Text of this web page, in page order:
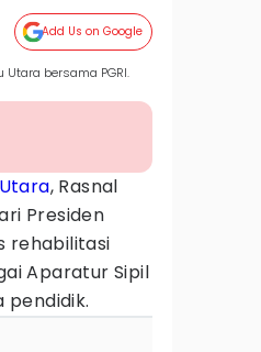
Add Us on Google
bersama PGRI.
, Rasnal
Presiden
rehabilitasi
Aparatur Sipil
pendidik.